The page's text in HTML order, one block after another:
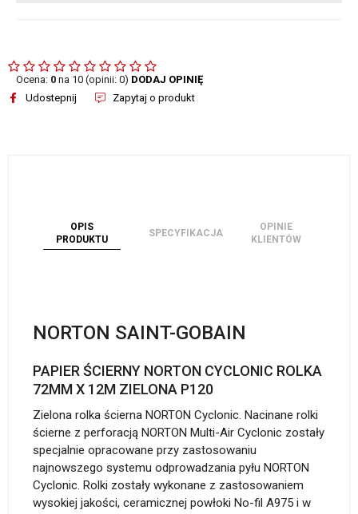
Ocena: 0 na 10 (opinii: 0) DODAJ OPINIĘ
Udostepnij
Zapytaj o produkt
OPIS
PRODUKTU
SPECYFIKACJA
OPINIE
KLIENTÓW
NORTON SAINT-GOBAIN
PAPIER ŚCIERNY NORTON CYCLONIC ROLKA
72MM X 12M ZIELONA P120
Zielona rolka ścierna NORTON Cyclonic. Nacinane rolki
ścierne z perforacją NORTON Multi-Air Cyclonic zostały
specjalnie opracowane przy zastosowaniu
najnowszego systemu odprowadzania pyłu NORTON
Cyclonic. Rolki zostały wykonane z zastosowaniem
wysokiej jakości, ceramicznej powłoki No-fil A975 i w